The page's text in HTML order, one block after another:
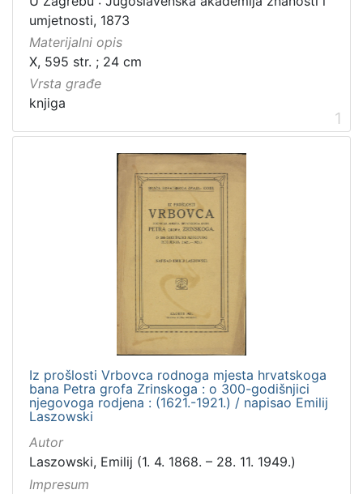
umjetnosti, 1873
Materijalni opis
X, 595 str. ; 24 cm
Vrsta građe
knjiga
1
Iz prošlosti Vrbovca rodnoga mjesta hrvatskoga
bana Petra grofa Zrinskoga : o 300-godišnjici
njegovoga rodjena : (1621.-1921.) / napisao Emilij
Laszowski
Autor
Laszowski, Emilij (1. 4. 1868. – 28. 11. 1949.)
Impresum